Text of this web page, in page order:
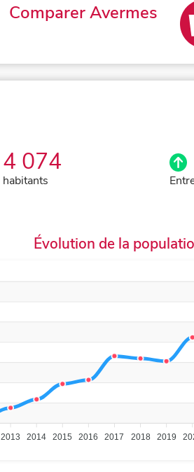
Comparer Avermes
4 074
habitants
Évolution de la
2013 2014 2015 2016 2017 2018 2019